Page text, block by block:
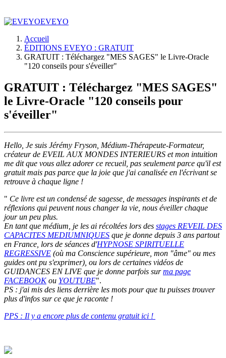
EVEYO
Accueil
ÉDITIONS EVEYO : GRATUIT
GRATUIT : Téléchargez "MES SAGES" le Livre-Oracle
"120 conseils pour s'éveiller"
GRATUIT : Téléchargez "MES SAGES"
le Livre-Oracle "120 conseils pour
s'éveiller"
Hello, Je suis Jérémy Fryson, Médium-Thérapeute-Formateur,
créateur de EVEIL AUX MONDES INTERIEURS et mon intuition
me dit que vous allez adorer ce recueil, pas seulement parce qu'il est
gratuit mais pas parce que la joie que j'ai canalisée en l'écrivant se
retrouve à chaque ligne !
" Ce livre est un condensé de sagesse, de messages inspirants et de
réflexions qui peuvent nous changer la vie, nous éveiller chaque
jour un peu plus.
En tant que médium, je les ai récoltées lors des stages REVEIL DES
CAPACITES MEDIUMNIQUES que je donne depuis 3 ans partout
en France, lors de séances d'HYPNOSE SPIRITUELLE
REGRESSIVE (où ma Conscience supérieure, mon "âme" ou mes
guides ont pu s'exprimer), ou lors de certaines vidéos de
GUIDANCES EN LIVE que je donne parfois surma page
FACEBOOKou YOUTUBE".
PS : j'ai mis des liens derrière les mots pour que tu puisses trouver
plus d'infos sur ce que je raconte !
PPS : Il y a encore plus de contenu gratuit ici !